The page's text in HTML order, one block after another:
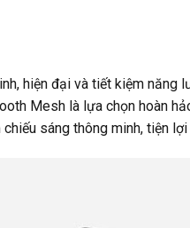
hiện đại và tiết kiệm năng
Mesh là lựa chọn hoàn
sáng thông minh, tiện